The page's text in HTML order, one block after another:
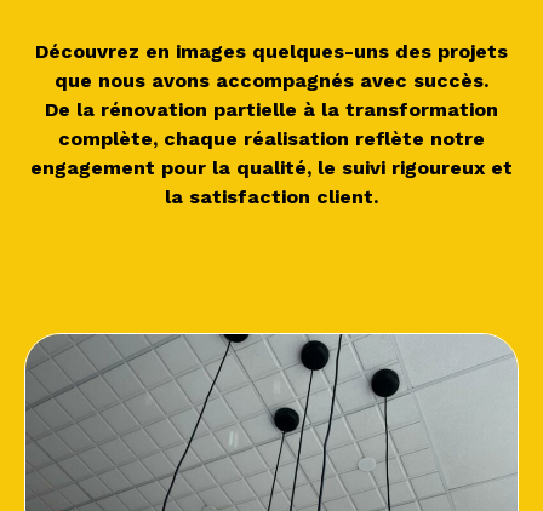
Découvrez en images quelques-uns des projets
que nous avons accompagnés avec succès.
De la rénovation partielle à la transformation
complète, chaque réalisation reflète notre
engagement pour la qualité, le suivi rigoureux et
la satisfaction client.